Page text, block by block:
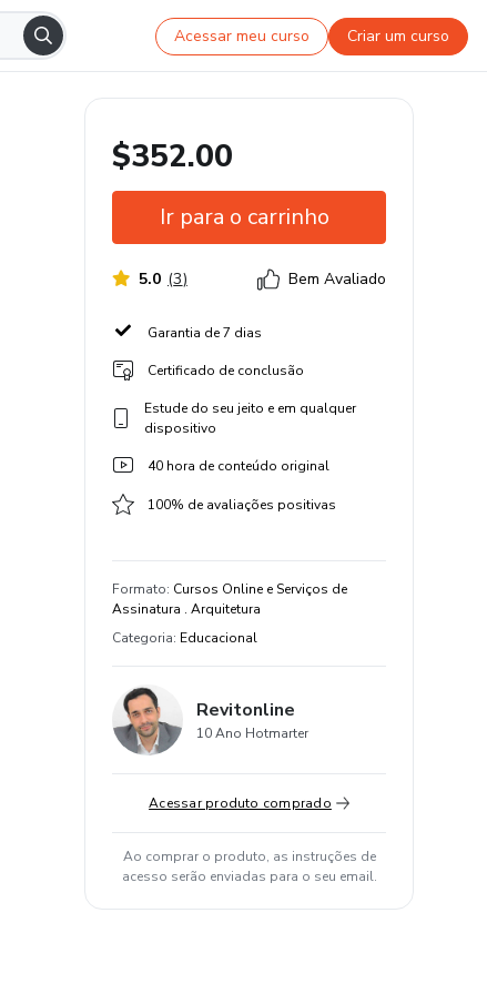
Acessar meu curso Criar um curso
$352.00
Ir para o carrinho
5.0 (3) Bem Avaliado
Garantia de 7 dias
Certificado de conclusão
Estude do seu jeito e em qualquer
dispositivo
40 hora de conteúdo original
100% de avaliações positivas
Formato: Cursos Online e Serviços de
Assinatura . Arquitetura
Categoria: Educacional
Revitonline
10 Ano Hotmarter
Acessar produto comprado
Ao comprar o produto, as instruções de
acesso serão enviadas para o seu email.